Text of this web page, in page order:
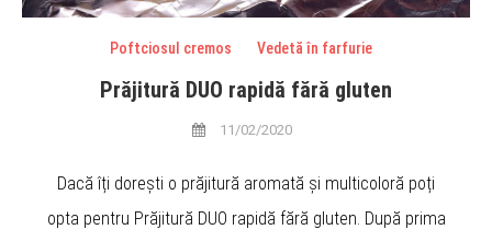
Poftciosul cremos Vedetă în farfurie
Prăjitură DUO rapidă fără gluten
11/02/2020
Dacă îți dorești o prăjitură aromată și multicoloră poți
opta pentru Prăjitură DUO rapidă fără gluten. După prima